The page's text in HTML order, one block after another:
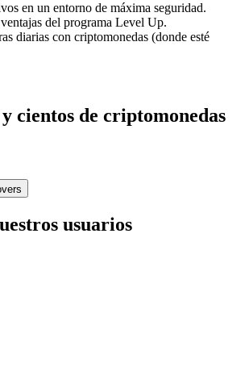
en un entorno de máxima seguridad.
del programa Level Up.
diarias con criptomonedas (donde esté
cientos de criptomonedas
usuarios